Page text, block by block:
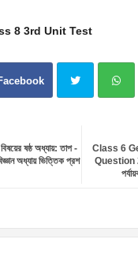
8 3rd Unit Test
ter atsa
Class 6
Question
ষষ্ঠ অধ্যায়: তাপ -
অধ্যায় ভিত্তিক প্রশ